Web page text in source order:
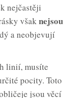
nejčastěji
všaknejsou
a neobjevují
linií, musíte
pocity. Toto
jsou věcí